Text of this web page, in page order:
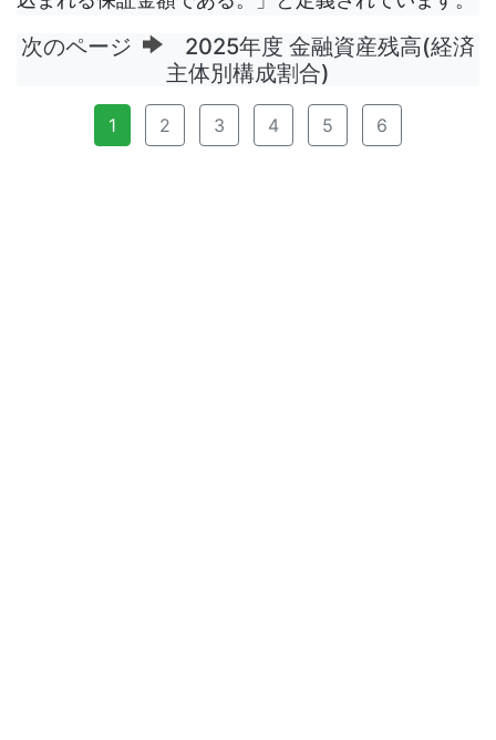
次のページ
2025年度 金融資産残高(経済
主体別構成割合)
1 2 3 4 5 6